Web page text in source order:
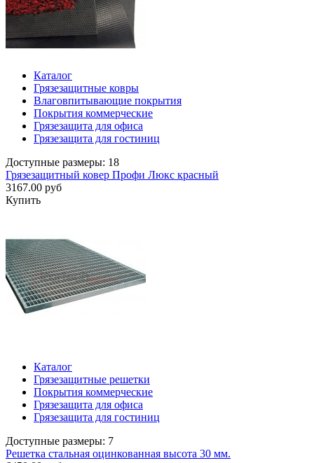
Каталог
Грязезащитные ковры
Влаговпитывающие покрытия
Покрытия коммерческие
Грязезащита для офиса
Грязезащита для гостиниц
Доступные размеры: 18
Грязезащитный ковер Профи Люкс красный
3167.00 руб
Купить
Каталог
Грязезащитные решетки
Покрытия коммерческие
Грязезащита для офиса
Грязезащита для гостиниц
Доступные размеры: 7
Решетка стальная оцинкованная высота 30 мм.